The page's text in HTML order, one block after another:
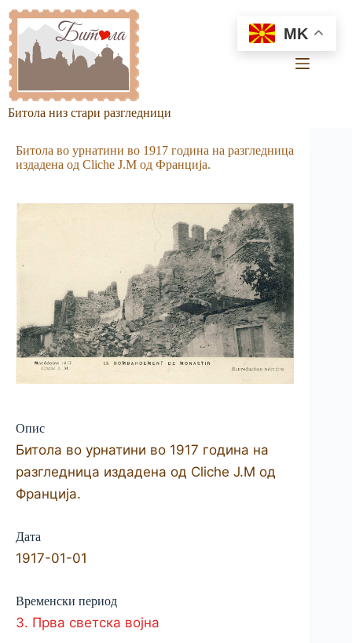
content
Битола низ стари разгледници
Битола во урнатини во 1917 година на разгледница
издадена од Cliche J.M од Франција.
Опис
Битола во урнатини во 1917 година на
разгледница издадена од Cliche J.M од
Франција.
Дата
1917-01-01
Временски период
3. Прва светска војна
MK